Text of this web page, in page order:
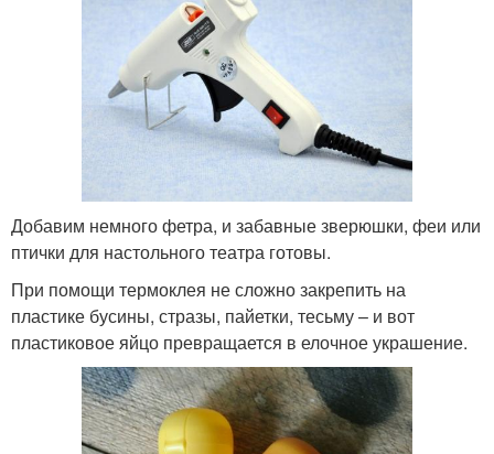
Добавим немного фетра, и забавные зверюшки, феи или
птички для настольного театра готовы.
При помощи термоклея не сложно закрепить на
пластике бусины, стразы, пайетки, тесьму – и вот
пластиковое яйцо превращается в елочное украшение.